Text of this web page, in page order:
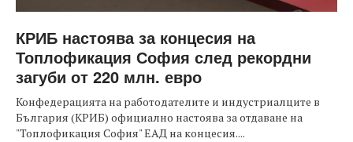
КРИБ настоява за концесия на
Топлофикация София след рекордни
загуби от 220 млн. евро
Конфедерацията на работодателите и индустриалците в
България (КРИБ) официално настоява за отдаване на
"Топлофикация София" ЕАД на концесия....